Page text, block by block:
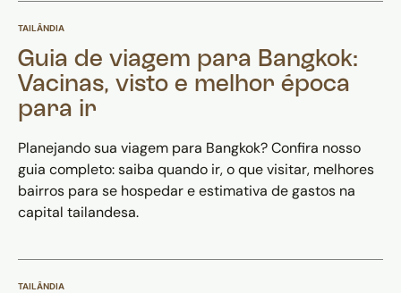
TAILÂNDIA
Guia de viagem para Bangkok:
Vacinas, visto e melhor época
para ir
Planejando sua viagem para Bangkok? Confira nosso
guia completo: saiba quando ir, o que visitar, melhores
bairros para se hospedar e estimativa de gastos na
capital tailandesa.
TAILÂNDIA